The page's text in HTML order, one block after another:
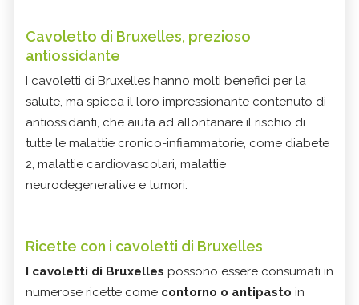
Cavoletto di Bruxelles, prezioso
antiossidante
I cavoletti di Bruxelles hanno molti benefici per la
salute, ma spicca il loro impressionante contenuto di
antiossidanti, che aiuta ad allontanare il rischio di
tutte le malattie cronico-infiammatorie, come diabete
2, malattie cardiovascolari, malattie
neurodegenerative e tumori.
Ricette con i cavoletti di Bruxelles
I cavoletti di Bruxelles possono essere consumati in
numerose ricette come contorno o antipasto in